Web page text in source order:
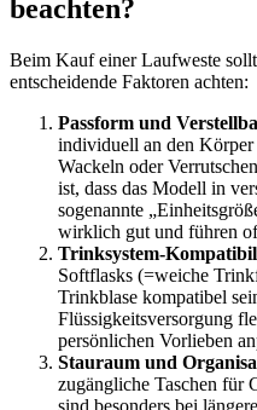
beachten?
Beim Kauf einer Laufweste
entscheidende Faktoren achten:
Passform und
individuell an den Körper
Wackeln oder
ist, dass das Modell in
sogenannte
wirklich gut und führen
Trinksystem-
Softflasks (=weiche
Trinkblase kompatibel
Flüssigkeitsversorgung
persönlichen Vorlieben
Stauraum und
zugängliche Taschen für
sind besonders bei